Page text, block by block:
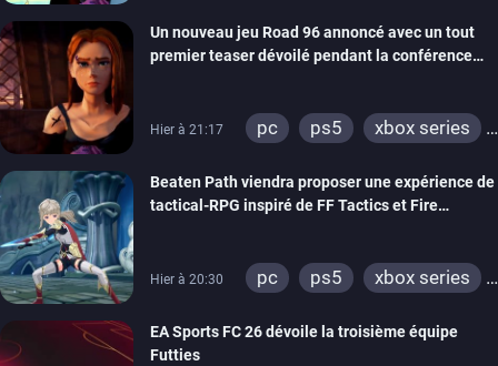
xbox one
switch 2
Un nouveau jeu Road 96 annoncé avec un tout
premier teaser dévoilé pendant la conférence
Hier à 21:17 pc ps5
xbox series
xbox one
Beaten Path viendra proposer une expérience de
tactical-RPG inspiré de FF Tactics et Fire
Hier à 20:30 pc ps5
xbox series
EA Sports FC 26 dévoile la troisième équipe
Futties